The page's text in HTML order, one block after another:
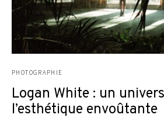
PHOTOGRAPHIE
Logan White : un
l’esthétique envoûtante